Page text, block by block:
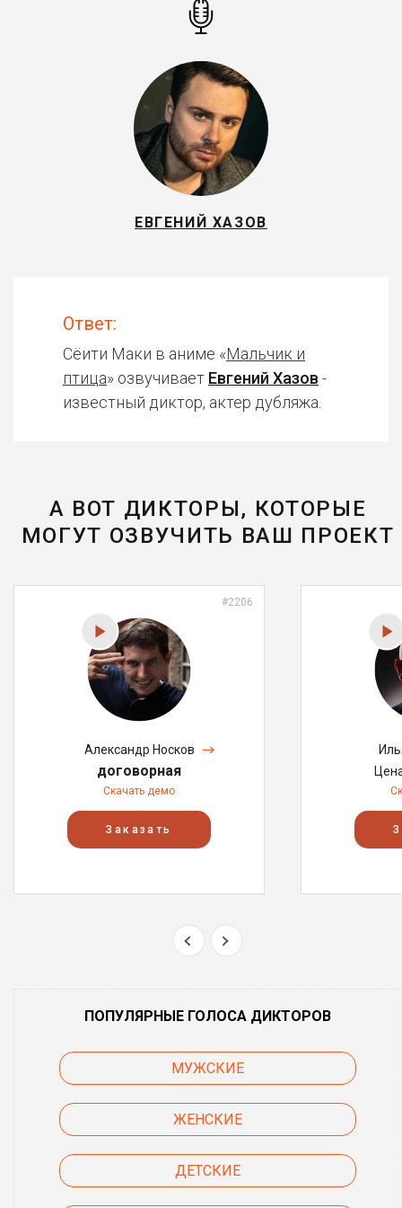
ЕВГЕНИЙ ХАЗОВ
Ответ:
Сёити Маки в аниме «Мальчик и
птица» озвучивает Евгений Хазов -
известный диктор, актер дубляжа.
А ВОТ ДИКТОРЫ, КОТОРЫЕ
МОГУТ ОЗВУЧИТЬ ВАШ ПРОЕКТ
#2206
Александр Носков
договорная
Скачать демо
Заказать
ПОПУЛЯРНЫЕ ГОЛОСА ДИКТОРОВ
МУЖСКИЕ
ЖЕНСКИЕ
ДЕТСКИЕ